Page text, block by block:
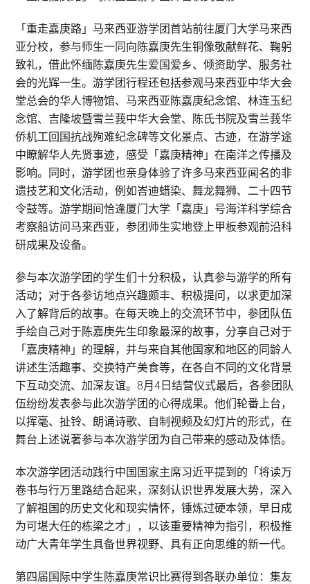
「重走嘉庚路」马来西亚游学团首站前往厦门大学马来西
亚分校，参与师生一同向陈嘉庚先生铜像敬献鲜花、鞠躬
致礼，借此怀缅陈嘉庚先生爱国爱乡、倾资助学、服务社
会的光辉一生。游学团行程还包括参观马来西亚中华大会
堂总会的华人博物馆、马来西亚陈嘉庚纪念馆、林连玉纪
念馆、吉隆坡暨雪兰莪中华大会堂、陈氏书院及雪兰莪华
侨机工回国抗战殉难纪念碑等文化景点、古迹，在游学途
中瞭解华人先贤事迹，感受「嘉庚精神」在南洋之传播及
影响。同时，游学团也亲身体验了许多马来西亚闻名的非
遗技艺和文化活动，例如峇迪蜡染、舞龙舞狮、二十四节
令鼓等。游学期间恰逢厦门大学「嘉庚」号海洋科学综合
考察船访问马来西亚，参团师生实地登上甲板参观前沿科
研成果及设备。
参与本次游学团的学生们十分积极，认真参与游学的所有
活动；对于各参访地点兴趣颇丰、积极提问，以求更加深
入了解背后的故事。在每天晚上的交流环节中，参团队伍
手绘自己对于陈嘉庚先生印象最深的故事，分享自己对于
「嘉庚精神」的理解，并与来自其他国家和地区的同龄人
讲述生活趣事、交换特产美食等，在各自不同的文化背景
下互动交流、加深友谊。8月4日结营仪式最后，各参团队
伍纷纷发表参与此次游学团的心得成果。他们轮番上台，
以挥毫、扯铃、朗诵诗歌、自制视频及幻灯片的形式，在
舞台上述说著参与本次游学团为自己带来的感动及体悟。
本次游学团活动践行中国国家主席习近平提到的「将读万
卷书与行万里路结合起来，深刻认识世界发展大势，深入
了解祖国的历史文化和现实情怀，锤炼过硬本领，早日成
为可堪大任的栋梁之才」，以该重要精神为指引，积极推
动广大青年学生具备世界视野、具有正向思维的新一代。
第四届国际中学生陈嘉庚常识比赛得到各联办单位：集友